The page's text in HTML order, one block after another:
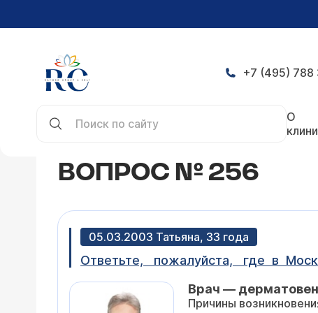
+7 (495) 788
О
ВОПРОС № 256
05.03.2003 Татьяна, 33 года
Ответьте, пожалуйста, где в
Врач —
Причины